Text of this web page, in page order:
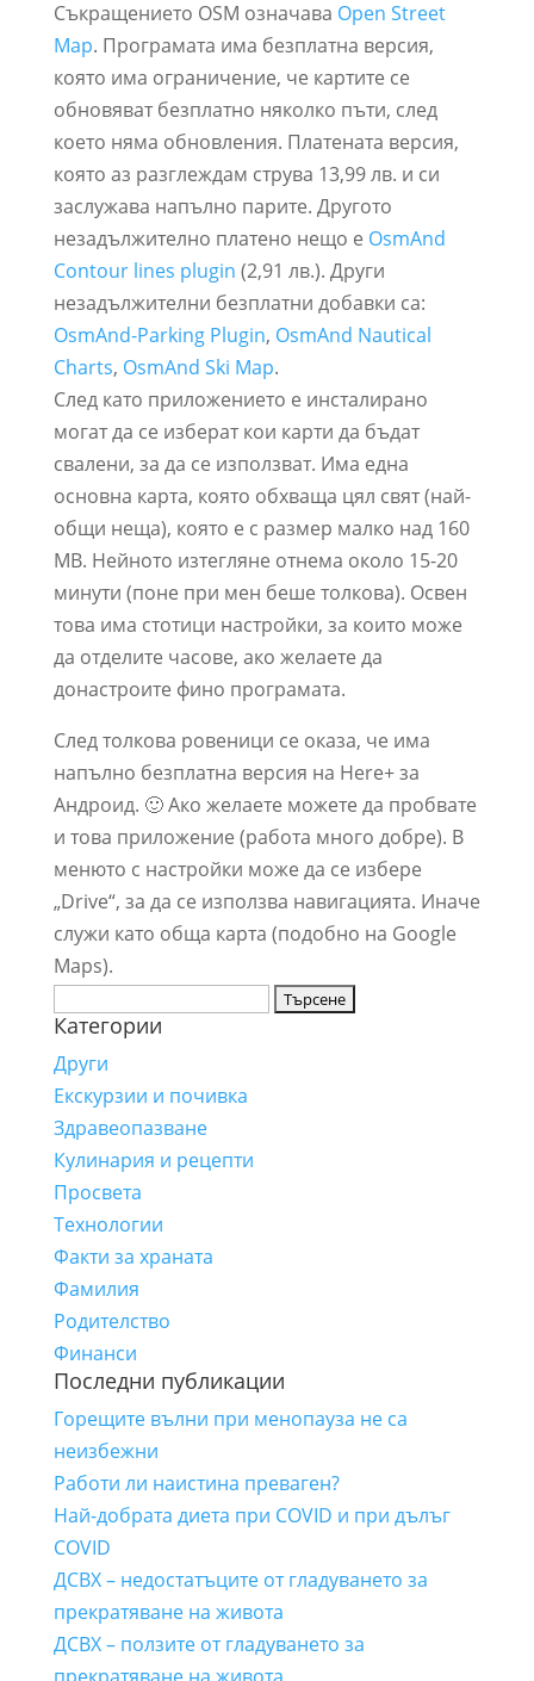
Съкращението OSM означава Open Street
Map. Програмата има безплатна версия,
която има ограничение, че картите се
обновяват безплатно няколко пъти, след
което няма обновления. Платената версия,
която аз разглеждам струва 13,99 лв. и си
заслужава напълно парите. Другото
незадължително платено нещо е OsmAnd
Contour lines plugin (2,91 лв.). Други
незадължителни безплатни добавки са:
OsmAnd-Parking Plugin, OsmAnd Nautical
Charts, OsmAnd Ski Map.
След като приложението е инсталирано
могат да се изберат кои карти да бъдат
свалени, за да се използват. Има една
основна карта, която обхваща цял свят (най-
общи неща), която е с размер малко над 160
MB. Нейното изтегляне отнема около 15-20
минути (поне при мен беше толкова). Освен
това има стотици настройки, за които може
да отделите часове, ако желаете да
донастроите фино програмата.
След толкова ровеници се оказа, че има
напълно безплатна версия на Here+ за
Андроид. 🙂 Ако желаете можете да пробвате
и това приложение (работа много добре). В
менюто с настройки може да се избере
„Drive“, за да се използва навигацията. Иначе
служи като обща карта (подобно на Google
Maps).
за:
Категории
Други
Екскурзии и почивка
Здравеопазване
Кулинария и рецепти
Просвета
Технологии
Факти за храната
Фамилия
Родителство
Финанси
Последни публикации
Горещите вълни при менопауза не са
неизбежни
Работи ли наистина преваген?
Най-добрата диета при COVID и при дълъг
COVID
ДСВХ – недостатъците от гладуването за
прекратяване на живота
ДСВХ – ползите от гладуването за